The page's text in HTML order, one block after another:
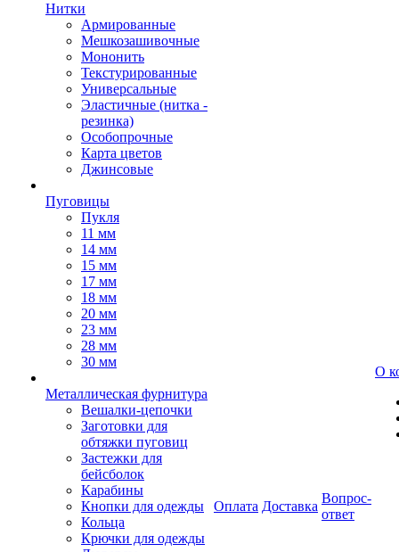
Нитки
Армированные
Мешкозашивочные
Мононить
Текстурированные
Универсальные
Эластичные (нитка -
резинка)
Особопрочные
Карта цветов
Джинсовые
Пуговицы
Пукля
11 мм
14 мм
15 мм
17 мм
18 мм
20 мм
23 мм
28 мм
30 мм
Металлическая фурнитура
Вешалки-цепочки
Заготовки для
обтяжки пуговиц
Застежки для
бейсболок
Карабины
Кнопки для одежды
Кольца
Крючки для одежды
Оплата Доставка
Вопрос-
ответ
О